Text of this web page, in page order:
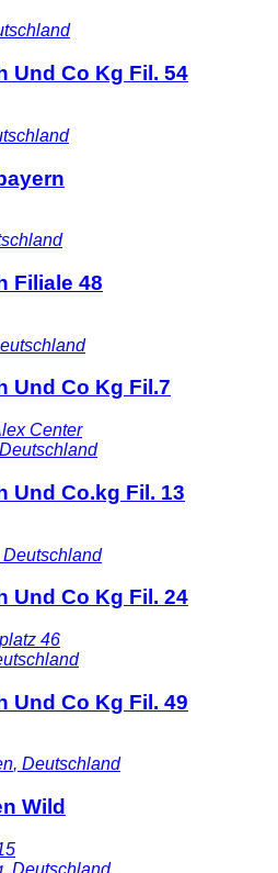
Und Co Kg Fil. 54
Filiale 48
Und Co Kg Fil.7
Center
Deutschland
Und Co.kg Fil. 13
Deutschland
Und Co Kg Fil. 24
46
Und Co Kg Fil. 49
, Deutschland
Wild
, Deutschland